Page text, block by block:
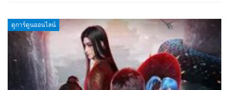
ดูการ์ตูนออนไลน์